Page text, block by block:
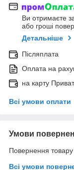
Ви отримаєте
або гроші
Детальніше
Післяплата
Оплата на
на карту
Всі умови оплати
Умови
Повернення
Всі умови